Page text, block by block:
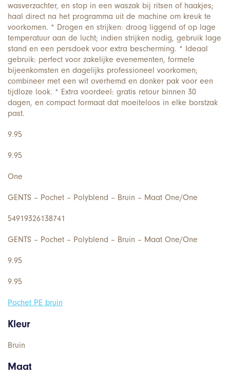
wasverzachter, en stop in een waszak bij ritsen of haakjes;
haal direct na het programma uit de machine om kreuk te
voorkomen. * Drogen en strijken: droog liggend of op lage
temperatuur aan de lucht; indien strijken nodig, gebruik lage
stand en een persdoek voor extra bescherming. * Ideaal
gebruik: perfect voor zakelijke evenementen, formele
bijeenkomsten en dagelijks professioneel voorkomen;
combineer met een wit overhemd en donker pak voor een
tijdloze look. * Extra voordeel: gratis retour binnen 30
dagen, en compact formaat dat moeiteloos in elke borstzak
past.
9.95
9.95
One
GENTS – Pochet – Polyblend – Bruin – Maat One/One
54919326138741
GENTS – Pochet – Polyblend – Bruin – Maat One/One
9.95
9.95
Pochet PE bruin
Kleur
Bruin
Maat